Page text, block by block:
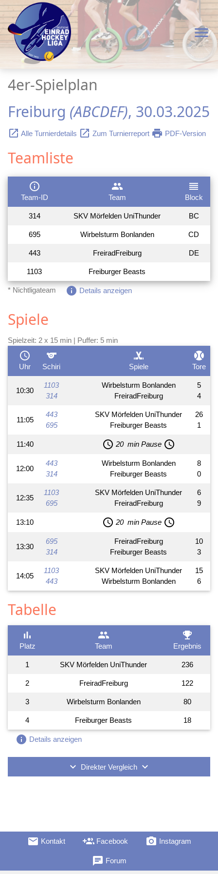
menu
4er-Spielplan
Freiburg (ABCDEF), 30.03.2025
launch Alle Turnierdetails launch Zum Turnierreport print PDF-Version
Teamliste
info_outline
Team-ID
group
Team
reorder
Block
314 SKV Mörfelden UniThunder BC
695 Wirbelsturm Bonlanden CD
443 FreiradFreiburg DE
1103 Freiburger Beasts
* Nichtligateam info Details anzeigen
Spiele
Spielzeit: 2 x 15 min | Puffer: 5 min
schedule
Uhr
sports
Schiri
sports_hockey
Spiele
sports_baseball
Tore
10:30
1103
314
Wirbelsturm Bonlanden
FreiradFreiburg
5
4
11:05
443
695
SKV Mörfelden UniThunder
Freiburger Beasts
26
1
11:40 schedule 20 min Pause schedule
12:00
443
314
Wirbelsturm Bonlanden
Freiburger Beasts
8
0
12:35
1103
695
SKV Mörfelden UniThunder
FreiradFreiburg
6
9
13:10 schedule 20 min Pause schedule
13:30
695
314
FreiradFreiburg
Freiburger Beasts
10
3
14:05
1103
443
SKV Mörfelden UniThunder
Wirbelsturm Bonlanden
15
6
Tabelle
bar_chart
Platz
group
Team
emoji_events
Ergebnis
1 SKV Mörfelden UniThunder 236
2 FreiradFreiburg 122
3 Wirbelsturm Bonlanden 80
4 Freiburger Beasts 18
info Details anzeigen
keyboard_arrow_down Direkter Vergleich keyboard_arrow_down
mail Kontakt group_addFacebook camera_alt Instagram
chat Forum